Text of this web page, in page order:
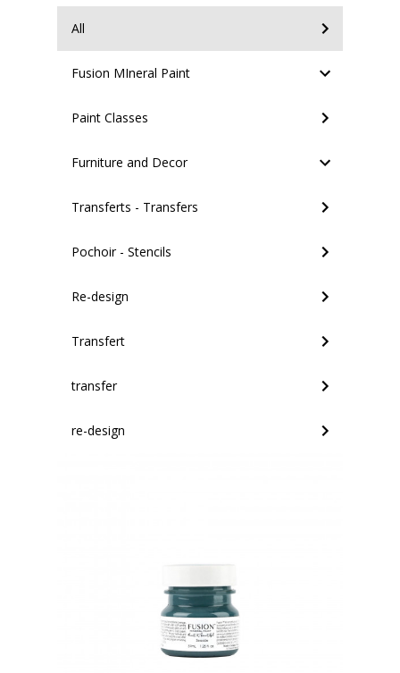
All
Fusion MIneral Paint
Paint Classes
Furniture and Decor
Transferts - Transfers
Pochoir - Stencils
Re-design
Transfert
transfer
re-design